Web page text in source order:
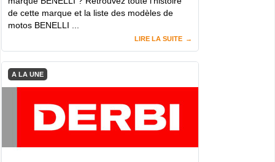
de cette marque et la liste des modèles de
motos BENELLI ...
LIRE LA SUITE
A LA UNE